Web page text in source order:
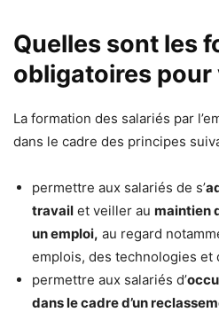
Quelles sont les
obligatoires pour
La formation des salariés par
dans le cadre des principes
permettre aux salariés de s’
travail et veiller au maintien
un emploi, au regard
emplois, des technologies et
permettre aux salariés d’
dans le cadre d’un